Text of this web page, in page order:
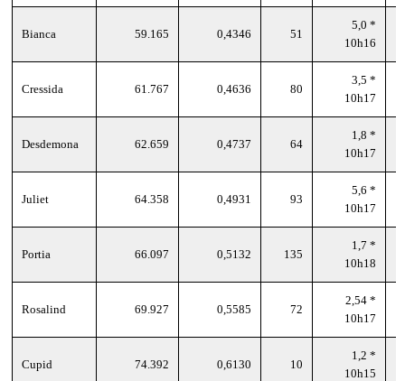
Bianca 59.165 0,4346 51
5,0 *
10h16
Cressida 61.767 0,4636 80
3,5 *
10h17
Desdemona 62.659 0,4737 64
1,8 *
10h17
Juliet 64.358 0,4931 93
5,6 *
10h17
Portia 66.097 0,5132 135
1,7 *
10h18
Rosalind 69.927 0,5585 72
2,54 *
10h17
Cupid 74.392 0,6130 10
1,2 *
10h15